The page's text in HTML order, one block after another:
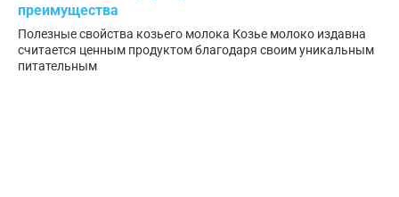
преимущества
Полезные свойства козьего молока Козье молоко издавна
считается ценным продуктом благодаря своим уникальным
питательным